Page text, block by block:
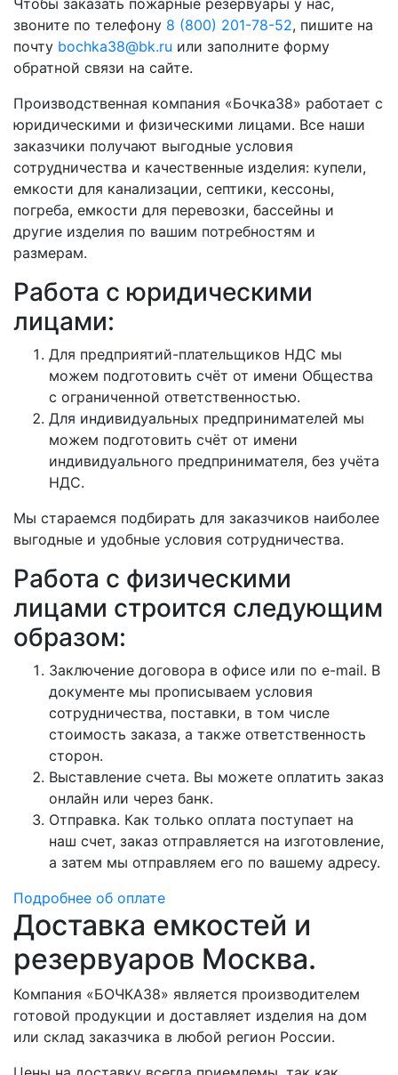
Чтобы заказать пожарные резервуары у нас,
звоните по телефону 8 (800) 201-78-52, пишите на
почту bochka38@bk.ru или заполните форму
обратной связи на сайте.
Производственная компания «Бочка38» работает с
юридическими и физическими лицами. Все наши
заказчики получают выгодные условия
сотрудничества и качественные изделия: купели,
емкости для канализации, септики, кессоны,
погреба, емкости для перевозки, бассейны и
другие изделия по вашим потребностям и
размерам.
Работа с юридическими
лицами:
Для предприятий-плательщиков НДС мы
можем подготовить счёт от имени Общества
с ограниченной ответственностью.
Для индивидуальных предпринимателей мы
можем подготовить счёт от имени
индивидуального предпринимателя, без учёта
НДС.
Мы стараемся подбирать для заказчиков наиболее
выгодные и удобные условия сотрудничества.
Работа с физическими
лицами строится следующим
образом:
Заключение договора в офисе или по e-mail. В
документе мы прописываем условия
сотрудничества, поставки, в том числе
стоимость заказа, а также ответственность
сторон.
Выставление счета. Вы можете оплатить заказ
онлайн или через банк.
Отправка. Как только оплата поступает на
наш счет, заказ отправляется на изготовление,
а затем мы отправляем его по вашему адресу.
Подробнее об оплате
Доставка емкостей и
резервуаров Москва.
Компания «БОЧКА38» является производителем
готовой продукции и доставляет изделия на дом
или склад заказчика в любой регион России.